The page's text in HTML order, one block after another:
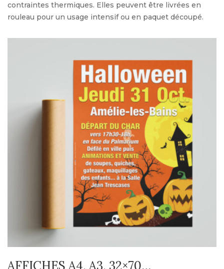
contraintes thermiques. Elles peuvent être livrées en
rouleau pour un usage intensif ou en paquet découpé.
AFFICHES A4, A3, 32×70…